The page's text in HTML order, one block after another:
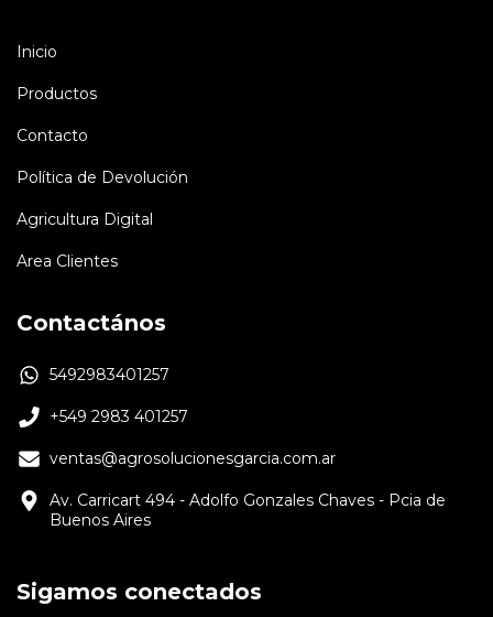
Inicio
Productos
Contacto
Política de Devolución
Agricultura Digital
Area Clientes
Contactános
5492983401257
+549 2983 401257
ventas@agrosolucionesgarcia.com.ar
Av. Carricart 494 - Adolfo Gonzales Chaves - Pcia de
Buenos Aires
Sigamos conectados